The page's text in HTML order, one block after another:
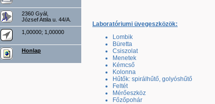
2360 Gyál,
József Attila u. 44/A.
1,00000; 1,00000
Honlap
Laboratóriumi üvegeszközök:
Lombik
Büretta
Csiszolat
Menetek
Kémcső
Kolonna
Hűtők: spirálhűtő, golyóshűtő
Feltét
Mérőeszköz
Főzőpohár